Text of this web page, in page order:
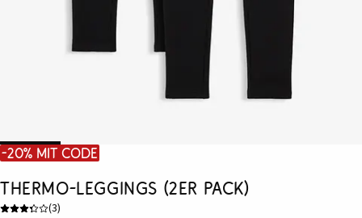
-20% mit Code
Thermo-Leggings (2er Pack)
(3)